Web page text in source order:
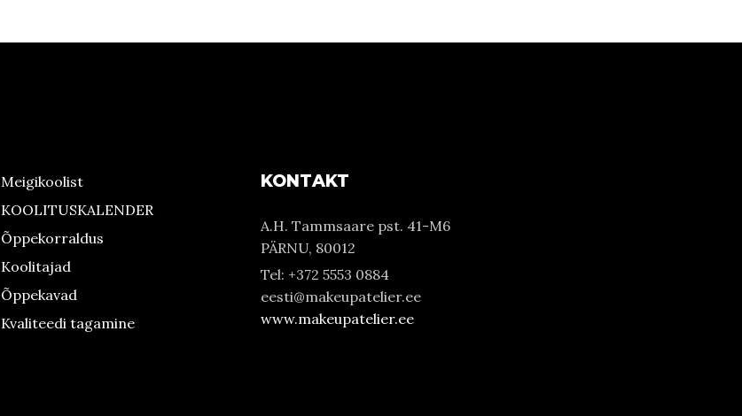
Meigikoolist
KOOLITUSKALENDER
Õppekorraldus
Koolitajad
Õppekavad
Kvaliteedi tagamine
KONTAKT
A.H. Tammsaare pst. 41-M6
PÄRNU, 80012
Tel: +372 5553 0884
eesti@makeupatelier.ee
www.makeupatelier.ee